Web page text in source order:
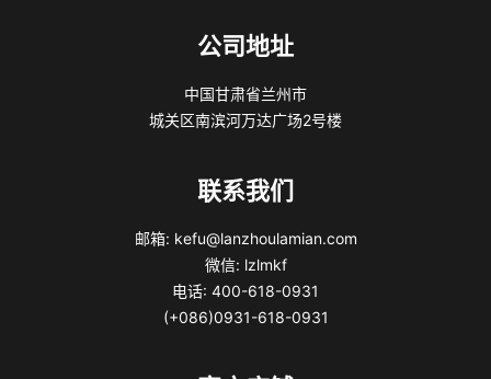
公司地址
中国甘肃省兰州市
城关区南滨河万达广场2号楼
联系我们
邮箱: kefu@lanzhoulamian.com
微信: lzlmkf
电话: 400-618-0931
(+086)0931-618-0931